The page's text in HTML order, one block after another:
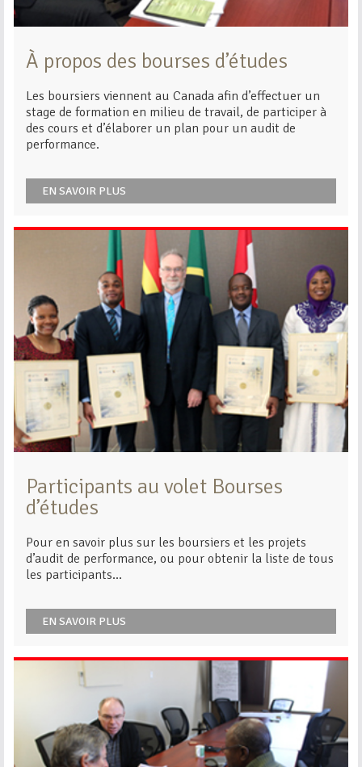
À propos des bourses d’études
Les boursiers viennent au Canada afin d’effectuer un
stage de formation en milieu de travail, de participer à
des cours et d’élaborer un plan pour un audit de
performance.
EN SAVOIR PLUS
Participants au volet Bourses
d’études
Pour en savoir plus sur les boursiers et les projets
d’audit de performance, ou pour obtenir la liste de tous
les participants...
EN SAVOIR PLUS